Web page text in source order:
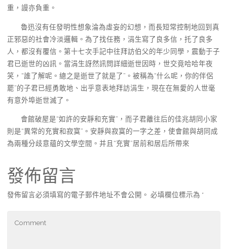
重，謾亦負重。
魯迅沒有任發明性想象淪為虛妄的幻想，而長短常控制地回到真
正邪惡的社會冷淡邏輯。為了找任務，涓生寫了良多信，托了良多
人，都沒有覆信。第十七次手記中往拜訪伯父的年少同學，震動于子
君已逝世的凶訊。當涓生訝然訊問詳細逝世因時，世交竟哈哈年夜
笑，“誰了解呢。總之是逝世了就是了”。被稱為“什么呢，你的伴侶
罷”的子君已經勇敢地、出乎意表地拜訪涓生，現在在無愛的人世毫
有意外埠逝世滅了。
會館破屋是“如許的安靜和充實”，而子君離往后的佳兆胡同小家
則是“異常的充實和寂寞”。安靜與寂寞的一字之差，使會館與胡同成
為兩種分歧意蘊的文學空間。并且“充實”居前和居后所帶來
發佈留言
發佈留言必須填寫的電子郵件地址不會公開。 必填欄位標示為 *